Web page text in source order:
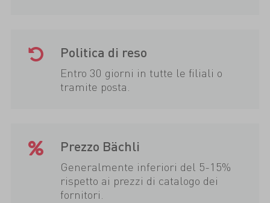
Politica di reso
Entro 30 giorni in tutte le filiali o
tramite posta.
Prezzo Bächli
Generalmente inferiori del 5-15%
rispetto ai prezzi di catalogo dei
fornitori.